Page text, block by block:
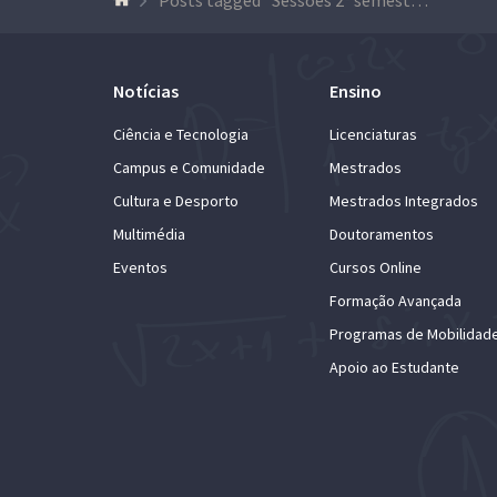
Notícias
Ciência e Tecnologia
Campus e Comunidade
Cultura e Desporto
Multimédia
Eventos
Ensino
Licenciaturas
Mestrados
Mestrados Integrados
Doutoramentos
Cursos Online
Formação Avançada
Programas de
Apoio ao Estudante